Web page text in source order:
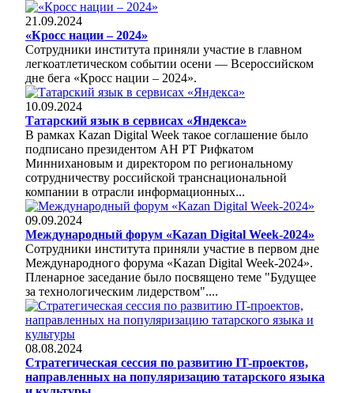
21.09.2024
«Кросс нации – 2024»
Сотрудники института приняли участие в главном
легкоатлетическом событии осени — Всероссийском
дне бега «Кросс нации – 2024».
10.09.2024
Татарский язык в сервисах «Яндекса»
В рамках Kazan Digital Week такое соглашение было
подписано президентом АН РТ Рифкатом
Миннихановым и директором по региональному
сотрудничеству российской транснациональной
компании в отрасли информационных...
09.09.2024
Международный форум «Kazan Digital Week-2024»
Сотрудники института приняли участие в первом дне
Международного форума «Kazan Digital Week-2024».
Пленарное заседание было посвящено теме "Будущее
за технологическим лидерством"....
08.08.2024
Стратегическая сессия по развитию IT-проектов,
направленных на популяризацию татарского языка